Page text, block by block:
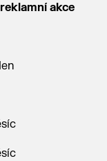
akce